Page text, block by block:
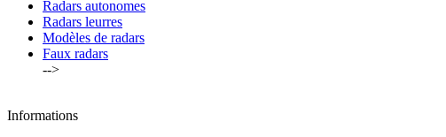
Radars autonomes
Radars leurres
Modèles de radars
Faux radars
-->
Informations